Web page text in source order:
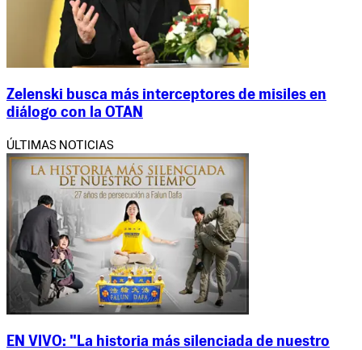
Zelenski busca más interceptores de misiles en
diálogo con la OTAN
ÚLTIMAS NOTICIAS
EN VIVO: "La historia más silenciada de nuestro